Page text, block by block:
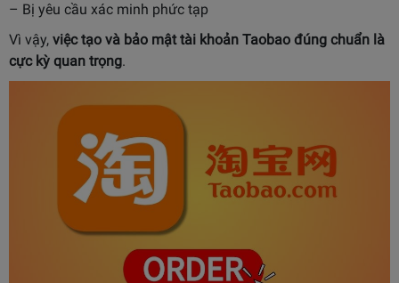
– Bị yêu cầu xác minh phức tạp
Vì vậy, việc tạo và bảo mật tài khoản Taobao đúng chuẩn là
cực kỳ quan trọng.